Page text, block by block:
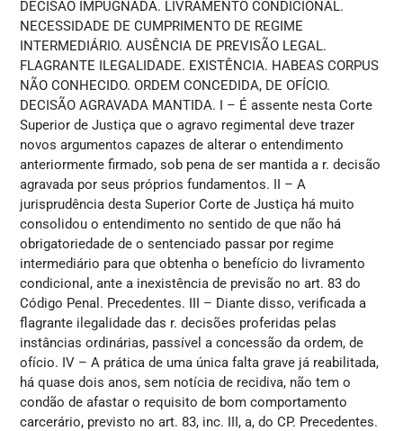
DECISÃO IMPUGNADA. LIVRAMENTO CONDICIONAL.
NECESSIDADE DE CUMPRIMENTO DE REGIME
INTERMEDIÁRIO. AUSÊNCIA DE PREVISÃO LEGAL.
FLAGRANTE ILEGALIDADE. EXISTÊNCIA. HABEAS CORPUS
NÃO CONHECIDO. ORDEM CONCEDIDA, DE OFÍCIO.
DECISÃO AGRAVADA MANTIDA. I – É assente nesta Corte
Superior de Justiça que o agravo regimental deve trazer
novos argumentos capazes de alterar o entendimento
anteriormente firmado, sob pena de ser mantida a r. decisão
agravada por seus próprios fundamentos. II – A
jurisprudência desta Superior Corte de Justiça há muito
consolidou o entendimento no sentido de que não há
obrigatoriedade de o sentenciado passar por regime
intermediário para que obtenha o benefício do livramento
condicional, ante a inexistência de previsão no art. 83 do
Código Penal. Precedentes. III – Diante disso, verificada a
flagrante ilegalidade das r. decisões proferidas pelas
instâncias ordinárias, passível a concessão da ordem, de
ofício. IV – A prática de uma única falta grave já reabilitada,
há quase dois anos, sem notícia de recidiva, não tem o
condão de afastar o requisito de bom comportamento
carcerário, previsto no art. 83, inc. III, a, do CP. Precedentes.